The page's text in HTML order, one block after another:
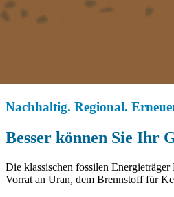
Nachhaltig. Regional.
Besser können Sie Ihr
Die klassischen fossilen
Vorrat an Uran, dem Brennstoff für